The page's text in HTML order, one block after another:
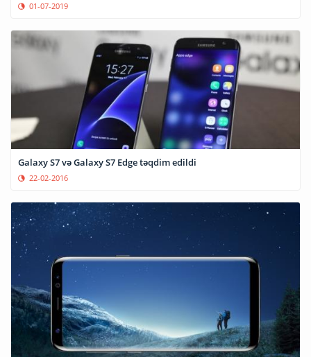
01-07-2019
Galaxy S7 və Galaxy S7 Edge təqdim edildi
22-02-2016